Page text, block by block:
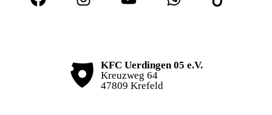
KFC Uerdingen 05 e.V.
Kreuzweg 64
47809 Krefeld